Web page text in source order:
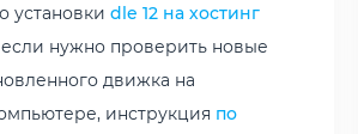
установки dle 12 на хостинг
нужно проверить новые
движка на
инструкция по